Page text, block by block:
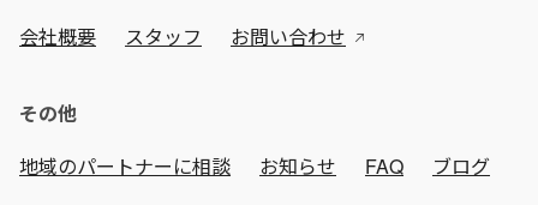
会社概要
スタッフ お問い合わせ
その他
地域のパートナーに相談
お知らせ FAQ ブログ